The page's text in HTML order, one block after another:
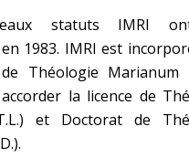
Croire
le monde
statuts IMRI
1983. IMRI est
Théologie
la licence de
et Doctorat de